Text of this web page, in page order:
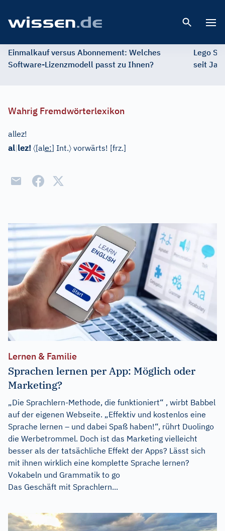
Einmalkauf versus Abonnement: Welches
Software-Lizenzmodell passt zu Ihnen?
Lego
seit
Wahrig Fremdwörterlexikon
allez!
al|lez! 〈[ale:] Int.〉 vorwärts! [frz.]
Lernen & Familie
Sprachen lernen per App: Möglich oder
Marketing?
„Die Sprachlern-Methode, die funktioniert“ , wirbt Babbel
auf der eigenen Webseite. „Effektiv und kostenlos eine
Sprache lernen – und dabei Spaß haben!“, rührt Duolingo
die Werbetrommel. Doch ist das Marketing vielleicht
besser als der tatsächliche Effekt der Apps? Lässt sich
mit ihnen wirklich eine komplette Sprache lernen?
Vokabeln und Grammatik to go
Das Geschäft mit Sprachlern...